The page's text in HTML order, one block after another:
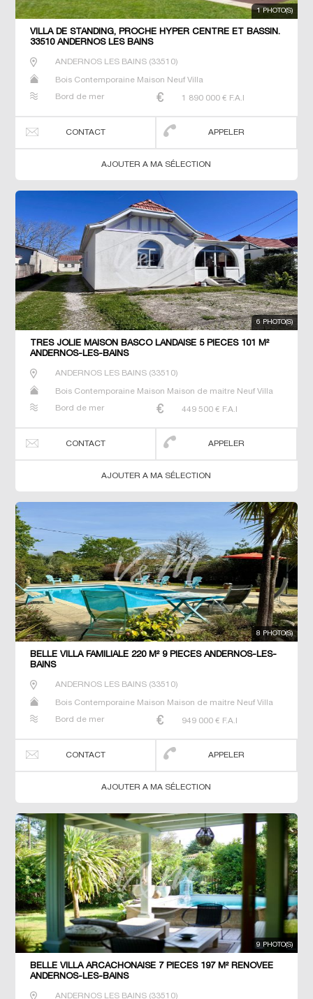
1 PHOTO(S)
VILLA DE STANDING, PROCHE HYPER CENTRE ET BASSIN.
33510 ANDERNOS LES BAINS
ANDERNOS LES BAINS(33510)
Bois Contemporaine Maison Neuf Villa
Bord de mer 1 890 000 € F.A.I
CONTACT APPELER
AJOUTER A MA SÉLECTION
6 PHOTO(S)
TRES JOLIE MAISON BASCO LANDAISE 5 PIECES 101 M²
ANDERNOS-LES-BAINS
ANDERNOS LES BAINS(33510)
Bois Contemporaine Maison Maison de maitre Neuf Villa
Bord de mer 449 500 € F.A.I
CONTACT APPELER
AJOUTER A MA SÉLECTION
8 PHOTO(S)
BELLE VILLA FAMILIALE 220 M² 9 PIECES ANDERNOS-LES-
BAINS
ANDERNOS LES BAINS(33510)
Bois Contemporaine Maison Maison de maitre Neuf Villa
Bord de mer 949 000 € F.A.I
CONTACT APPELER
AJOUTER A MA SÉLECTION
9 PHOTO(S)
BELLE VILLA ARCACHONAISE 7 PIECES 197 M² RENOVEE
ANDERNOS-LES-BAINS
ANDERNOS LES BAINS(33510)